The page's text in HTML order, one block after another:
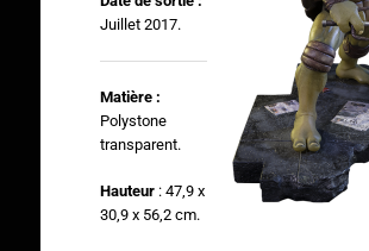
Juillet 2017.
Matière :
Polystone
transparent.
Hauteur : 47,9 x
30,9 x 56,2 cm.